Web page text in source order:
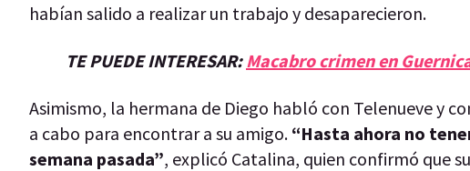
habían salido a realizar un trabajo y desaparecieron.
TE PUEDE INTERESAR: Macabro crimen en
Asimismo, la hermana de Diego habló con Telenueve y
a cabo para encontrar a su amigo. “Hasta ahora no
semana pasada”, explicó Catalina, quien confirmó que